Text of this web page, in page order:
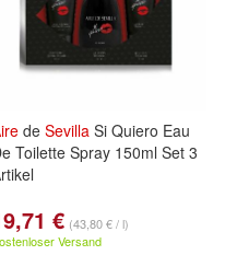
de Sevilla Si Quiero Eau
Toilette Spray 150ml Set 3
€ (43,80 € / l)
Versand